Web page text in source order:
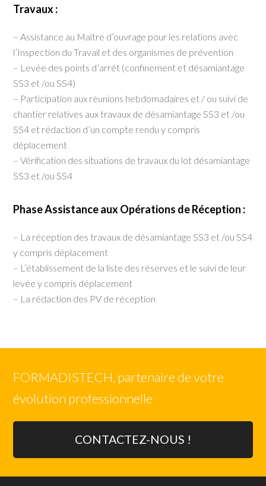
Travaux :
– Assistance au Maître d’ouvrage pour les relations avec
l’Inspection du Travail et des organismes de prévention
– Levée des points d’arrêt (confinement et désamiantage
SS3 et /ou SS4)
– Participation aux réunions hebdomadaires et / ou suivi de
chantier relatives aux travaux de désamiantage SS3 et /ou
SS4 et rédaction d’un compte rendu y compris
déplacement
– Vérification des situations de travaux du lot désamiantage
SS3 et /ou SS4
Phase Assistance aux Opérations de Réception :
– La réception des travaux de désamiantage SS3 et /ou SS4
y compris déplacement
– L’établissement de la liste des réserves et le suivi de leur
levée y compris déplacement
– La rédaction des PV de réception
FORMADISTECH, partenaire de votre
évolution professionnelle
CONTACTEZ-NOUS !